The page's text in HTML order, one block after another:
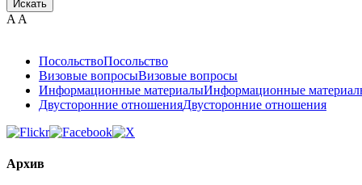
Искать
A A
ПосольствоПосольство
Визовые вопросыВизовые вопросы
Информационные материалыИнформационные
Двусторонние отношенияДвусторонние отношения
Архив